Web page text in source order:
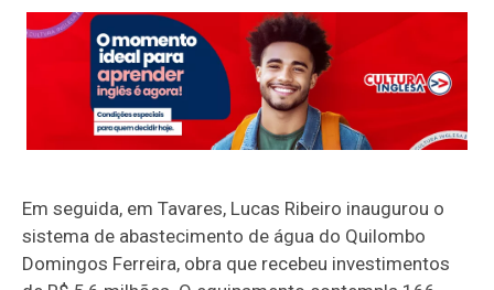
Em seguida, em Tavares, Lucas Ribeiro inaugurou o
sistema de abastecimento de água do Quilombo
Domingos Ferreira, obra que recebeu investimentos